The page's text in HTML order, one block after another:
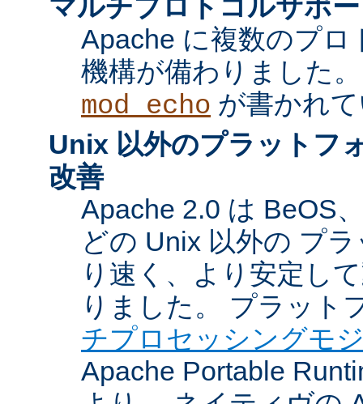
マルチプロトコルサポ
Apache に複数のプ
機構が備わりました
mod_echo が書かれ
Unix 以外のプラットフ
改善
Apache 2.0 は BeOS
どの Unix 以外の プ
り速く、より安定し
りました。 プラット
チプロセッシングモ
Apache Portable